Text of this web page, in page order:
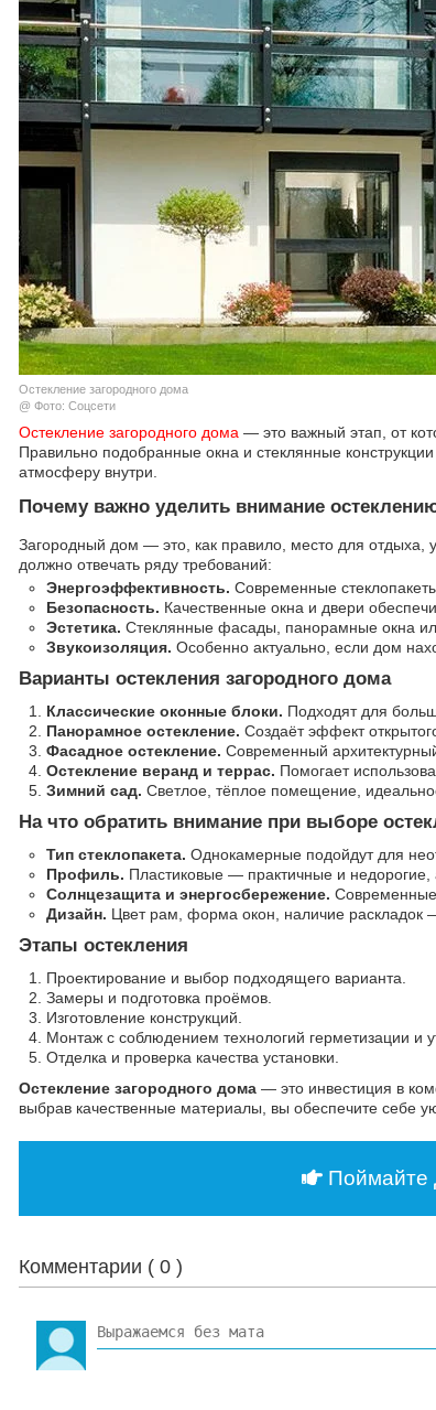
Остекление загородного дома
@ Фото: Соцсети
Остекление загородного дома — это важный этап, от
Правильно подобранные окна и стеклянные
атмосферу внутри.
Почему важно уделить внимание
Загородный дом — это, как правило, место для
должно отвечать ряду требований:
Энергоэффективность. Современные
Безопасность. Качественные окна и двери
Эстетика. Стеклянные фасады, панорамные окна
Звукоизоляция. Особенно актуально, если дом
Варианты остекления загородного дома
Классические оконные блоки. Подходят для
Панорамное остекление. Создаёт эффект
Фасадное остекление. Современный
Остекление веранд и террас. Помогает
Зимний сад. Светлое, тёплое помещение,
На что обратить внимание при выборе
Тип стеклопакета. Однокамерные подойдут для
Профиль. Пластиковые — практичные и
Солнцезащита и энергосбережение.
Дизайн. Цвет рам, форма окон, наличие раскладок
Этапы остекления
Проектирование и выбор подходящего варианта.
Замеры и подготовка проёмов.
Изготовление конструкций.
Монтаж с соблюдением технологий герметизации и
Отделка и проверка качества установки.
Остекление загородного дома — это инвестиция в
выбрав качественные материалы, вы обеспечите себе
Поймайте
Комментарии ( 0 )